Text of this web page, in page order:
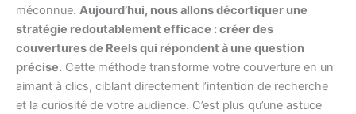
méconnue. Aujourd’hui, nous allons décortiquer une
stratégie redoutablement efficace : créer des
couvertures de Reels qui répondent à une question
précise. Cette méthode transforme votre couverture en un
aimant à clics, ciblant directement l’intention de recherche
et la curiosité de votre audience. C’est plus qu’une astuce